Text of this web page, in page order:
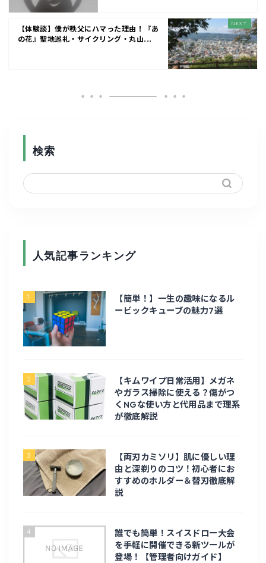
【体験談】僕が秩父にハマった理由！『あ
の花』聖地巡礼・サイクリング・丸山...
検索
人気記事ランキング
1
【簡単！】一生の趣味になるル
ービックキューブの魅力7選
2
【キムワイプ日常活用】メガネ
やガラス掃除に使える？傷がつ
くNGな使い方と代用品まで理系
が徹底解説
3
【両刃カミソリ】肌に優しい理
由と深剃りのコツ！初心者にお
すすめのホルダー＆替刃徹底解
説
4
誰でも簡単！スイスドロー大会
を手軽に開催できる新ツールが
登場！【管理者向けガイド】
ガジェット・家電
電化製品
旅行・お出かけ
北海道旅行